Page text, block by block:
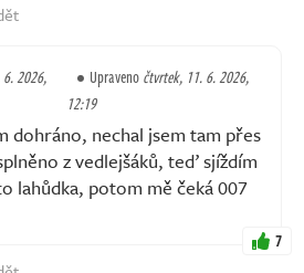
2026,
Upravenočtvrtek, 11. 6. 2026,
12:19
dohráno, nechal jsem tam přes
z vedlejšáků, teď sjíždím
lahůdka, potom mě čeká 007
7